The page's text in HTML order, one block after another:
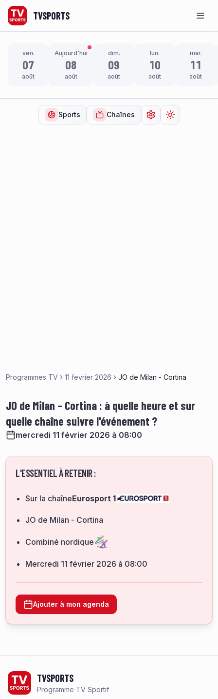
TVSPORTS
ven.
07
août
Aujourd'hui
08
août
dim.
09
août
lun.
10
août
mar.
11
août
Sports Chaînes Ouvrir lesChanger de
Programmes TV 11 fevrier 2026 JO de Milan - Cortina
JO de Milan – Cortina : à quelle heure et sur
quelle chaîne suivre l'événement ?
mercredi 11 février 2026 à 08:00
L'ESSENTIEL À RETENIR :
Sur la chaîneEurosport 1
JO de Milan - Cortina
Combiné nordique
mercredi 11 février 2026 à 08:00
Ajouter à mon agenda
TVSPORTS
Programme TV Sportif